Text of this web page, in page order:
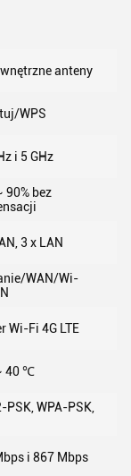
anteny
WPS
i 5 GHz
90% bez
3 x LAN
WAN/Wi-
Wi-Fi 4G LTE
40 ℃
PSK, WPA-PSK,
i 867 Mbps